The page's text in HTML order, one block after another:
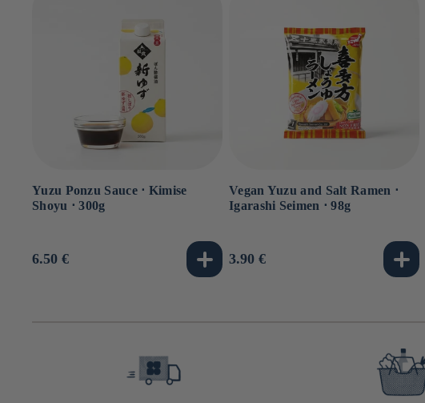
Yuzu Ponzu Sauce ⋅ Kimise
Shoyu ⋅ 300g
Usual
6.50 €
Vegan Yuzu and Salt Ramen ⋅
Igarashi Seimen ⋅ 98g
Usual
3.90 €